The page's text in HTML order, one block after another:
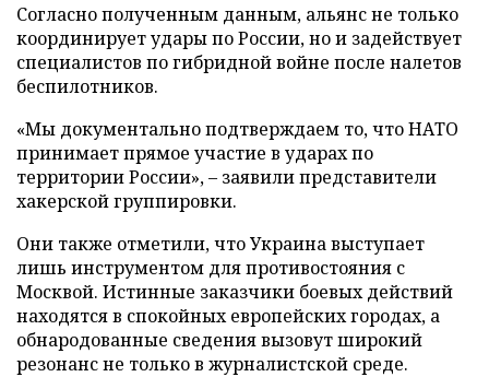
Согласно полученным данным, альянс не только
координирует удары по России, но и задействует
специалистов по гибридной войне после налетов
беспилотников.
«Мы документально подтверждаем то, что НАТО
принимает прямое участие в ударах по
территории России», – заявили представители
хакерской группировки.
Они также отметили, что Украина выступает
лишь инструментом для противостояния с
Москвой. Истинные заказчики боевых действий
находятся в спокойных европейских городах, а
обнародованные сведения вызовут широкий
резонанс не только в журналистской среде.